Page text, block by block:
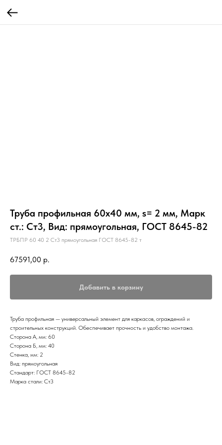
Труба профильная 60х40 мм, s= 2 мм, Марк
ст.: Ст3, Вид: прямоугольная, ГОСТ 8645-82
ТРБПР 60 40 2 Ст3 прямоугольная ГОСТ 8645-82 т
67591,00 р.
Добавить в корзину
Труба профильная — универсальный элемент для каркасов, ограждений и
строительных конструкций. Обеспечивает прочность и удобство монтажа.
Сторона А, мм: 60
Сторона Б, мм: 40
Стенка, мм: 2
Вид: прямоугольная
Стандарт: ГОСТ 8645-82
Марка стали: Ст3